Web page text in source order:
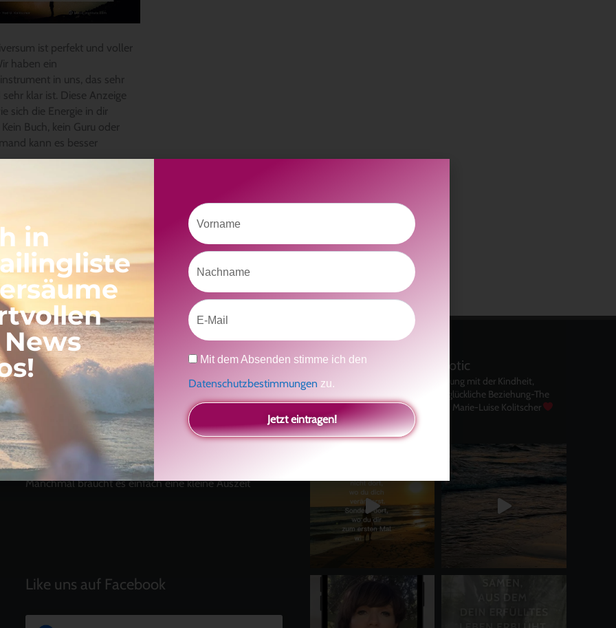
ist perfekt und voller
haben ein
in uns, das sehr
sehr klar ist. Diese Anzeige
sich die Energie in dir
Buch, kein Guru oder
kann es besser
Neueste Beiträge
Ein Geschenk für dich
und eine besondere
Radikal ehrlich
Der Teil von dir, der gesehen werden möchte
Vielleicht geht es gar nicht darum, noch mehr zu
verstehen
Manchmal braucht es einfach eine kleine Auszeit
Like uns auf Facebook
kolitscher.by.biotic
Selbstliebe, Aussöhnung mit der Kindheit,
Potenzial entfalten, glückliche Beziehung-The
Master KeyAsha und Marie-Luise Kolitscher
Sisterlove
in
Vorname
Nachname
Email
Datenschutz
Mit dem Absenden stimme ich den
Datenschutzbestimmungen zu.
Jetzt eintragen!